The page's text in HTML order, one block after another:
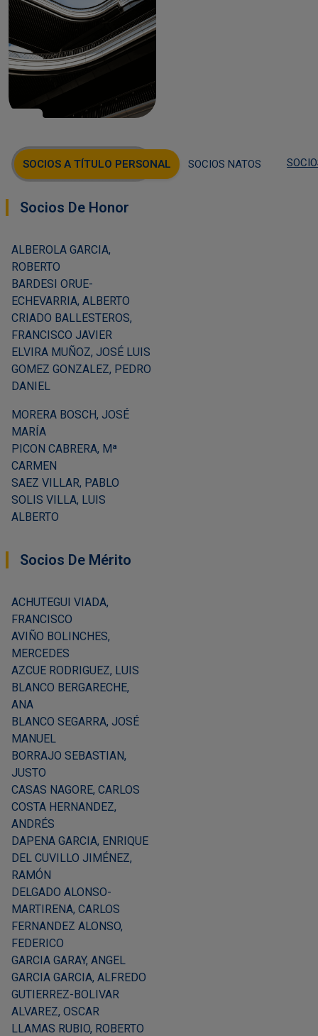
SOCIOS A TÍTULO PERSONAL SOCIOS NATOS
Socios De Honor
ALBEROLA GARCIA,
ROBERTO
BARDESI ORUE-
ECHEVARRIA, ALBERTO
CRIADO BALLESTEROS,
FRANCISCO JAVIER
ELVIRA MUÑOZ, JOSÉ LUIS
GOMEZ GONZALEZ, PEDRO
DANIEL
MORERA BOSCH, JOSÉ
MARÍA
PICON CABRERA, Mª
CARMEN
SAEZ VILLAR, PABLO
SOLIS VILLA, LUIS
ALBERTO
Socios De Mérito
ACHUTEGUI VIADA,
FRANCISCO
AVIÑO BOLINCHES,
MERCEDES
AZCUE RODRIGUEZ, LUIS
BLANCO BERGARECHE,
ANA
BLANCO SEGARRA, JOSÉ
MANUEL
BORRAJO SEBASTIAN,
JUSTO
CASAS NAGORE, CARLOS
COSTA HERNANDEZ,
ANDRÉS
DAPENA GARCIA, ENRIQUE
DEL CUVILLO JIMÉNEZ,
RAMÓN
DELGADO ALONSO-
MARTIRENA, CARLOS
FERNANDEZ ALONSO,
FEDERICO
GARCIA GARAY, ANGEL
GARCIA GARCIA, ALFREDO
GUTIERREZ-BOLIVAR
ALVAREZ, OSCAR
LLAMAS RUBIO, ROBERTO